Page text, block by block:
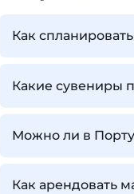
Как
Какие сувениры
Можно ли в
Как арендовать